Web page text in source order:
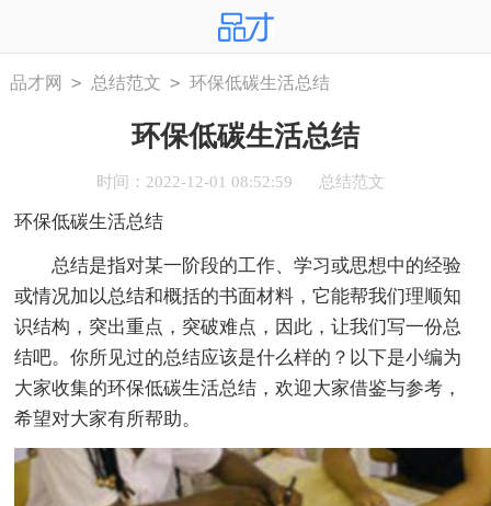
品才网 > 总结范文 > 环保低碳生活总结
环保低碳生活总结
时间：2022-12-01 08:52:59 总结范文
环保低碳生活总结
总结是指对某一阶段的工作、学习或思想中的经验
或情况加以总结和概括的书面材料，它能帮我们理顺知
识结构，突出重点，突破难点，因此，让我们写一份总
结吧。你所见过的总结应该是什么样的？以下是小编为
大家收集的环保低碳生活总结，欢迎大家借鉴与参考，
希望对大家有所帮助。